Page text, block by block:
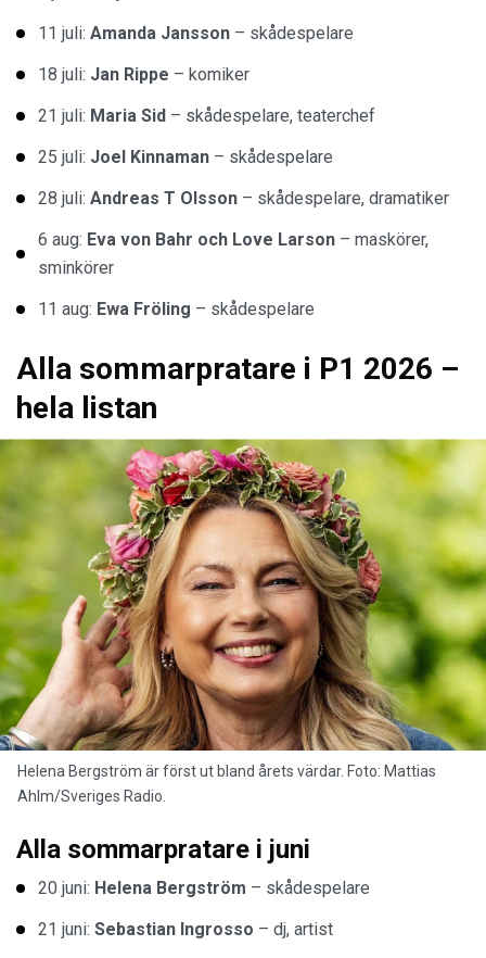
11 juli: Amanda Jansson – skådespelare
18 juli: Jan Rippe – komiker
21 juli: Maria Sid – skådespelare, teaterchef
25 juli: Joel Kinnaman – skådespelare
28 juli: Andreas T Olsson – skådespelare, dramatiker
6 aug: Eva von Bahr och Love Larson – maskörer,
sminkörer
11 aug: Ewa Fröling – skådespelare
Alla sommarpratare i P1 2026 –
hela listan
Helena Bergström är först ut bland årets värdar. Foto: Mattias
Ahlm/Sveriges Radio.
Alla sommarpratare i juni
20 juni: Helena Bergström – skådespelare
21 juni: Sebastian Ingrosso – dj, artist